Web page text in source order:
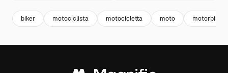
biker motociclista motocicletta moto motorbike